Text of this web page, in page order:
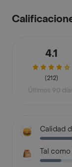
4.1
(212)
Últimos 90
Calidad
Tal